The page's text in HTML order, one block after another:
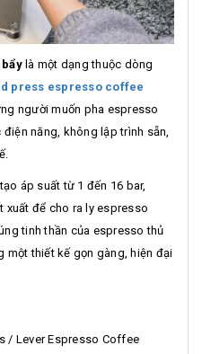
là một dạng thuộc dòng
press espresso coffee
người muốn pha espresso
năng, không lập trình sẵn,
áp suất từ 1 đến 16 bar,
xuất để cho ra ly espresso
tinh thần của espresso thủ
một thiết kế gọn gàng, hiện đại
/ Lever Espresso Coffee